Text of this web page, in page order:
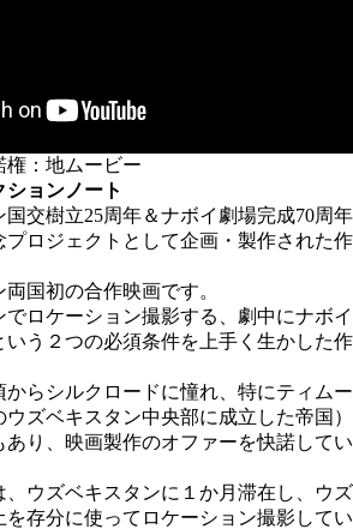
権：地ムービー
ョンノート
国交樹立25周年＆ナボイ劇場完成70周年
プロジェクトとして企画・製作された作
国初の合作映画です。
ロケーション撮影する、劇中にナボイ
いう２つの必須条件を上手く生かした作
らシルクロードに憧れ、特にティムー
ズベキスタン中央部に成立した帝国）
り、映画製作のオファーを快諾してい
、ウズベキスタンに１か月滞在し、ウズ
存分に使ってロケーション撮影してい